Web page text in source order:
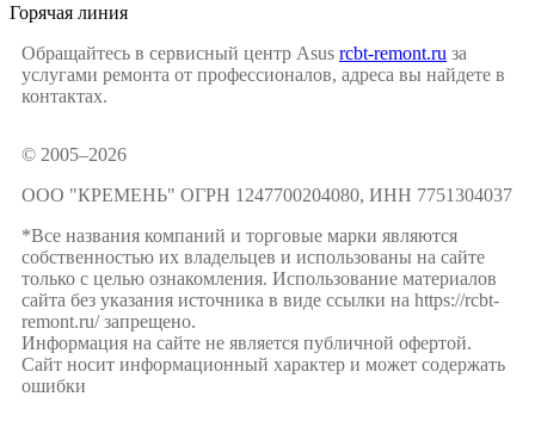
Горячая линия
Обращайтесь в сервисный центр Asus rcbt-remont.ru за
услугами ремонта от профессионалов, адреса вы найдете в
контактах.
© 2005–2026
ООО "КРЕМЕНЬ" ОГРН 1247700204080, ИНН 7751304037
*Все названия компаний и торговые марки являются
собственностью их владельцев и использованы на сайте
только с целью ознакомления. Использование материалов
сайта без указания источника в виде ссылки на https://rcbt-
remont.ru/ запрещено.
Информация на сайте не является публичной офертой.
Сайт носит информационный характер и может содержать
ошибки